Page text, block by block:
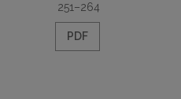
251–264
PDF